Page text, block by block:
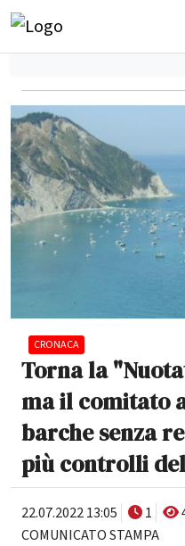
CRONACA
Torna la
ma il comitato
barche senza
più controlli
22.07.2022 13:05 1
COMUNICATO STAMPA